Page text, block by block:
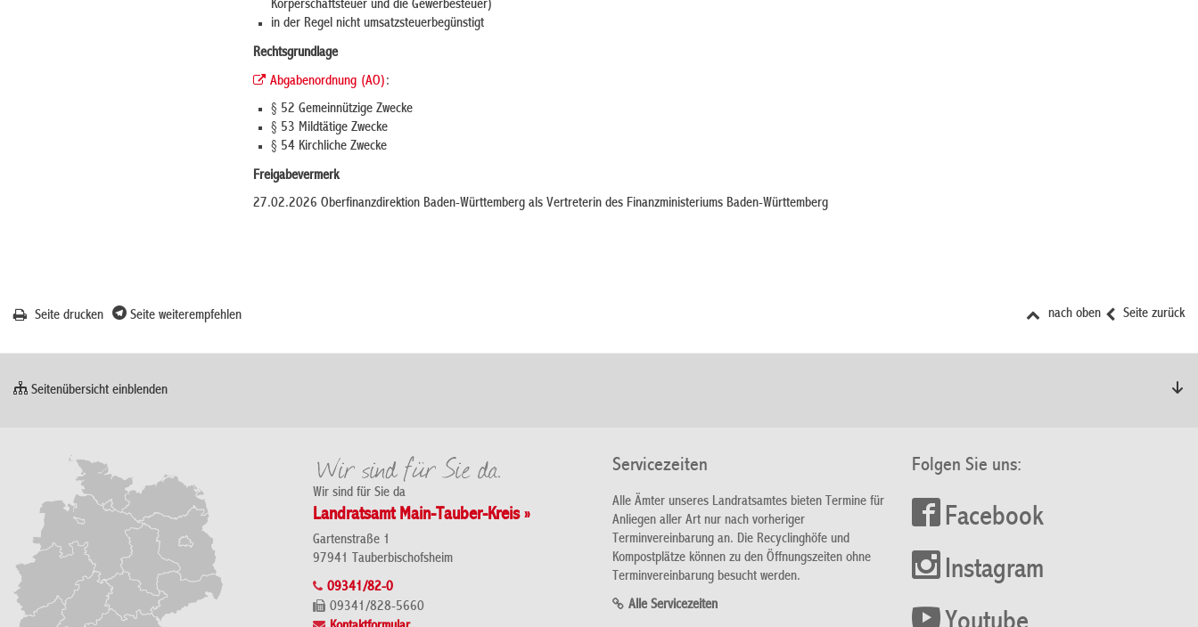
Körperschaftsteuer und die Gewerbesteuer)
in der Regel nicht umsatzsteuerbegünstigt
Rechtsgrundlage
Abgabenordnung (AO):
§ 52 Gemeinnützige Zwecke
§ 53 Mildtätige Zwecke
§ 54 Kirchliche Zwecke
Freigabevermerk
27.02.2026 Oberfinanzdirektion Baden-Württemberg als Vertreterin des Finanzministeriums Baden-Württemberg
Seite zurück
nach oben
Seite drucken Seite weiterempfehlen
Seitenübersicht einblenden
Wir sind für Sie da
Landratsamt Main-Tauber-Kreis »
Gartenstraße 1
97941 Tauberbischofsheim
09341/82-0
09341/828-5660
Servicezeiten
Alle Ämter unseres Landratsamtes bieten Termine für
Anliegen aller Art nur nach vorheriger
Terminvereinbarung an. Die Recyclinghöfe und
Kompostplätze können zu den Öffnungszeiten ohne
Terminvereinbarung besucht werden.
Alle Servicezeiten
Folgen Sie uns:
Facebook
Instagram